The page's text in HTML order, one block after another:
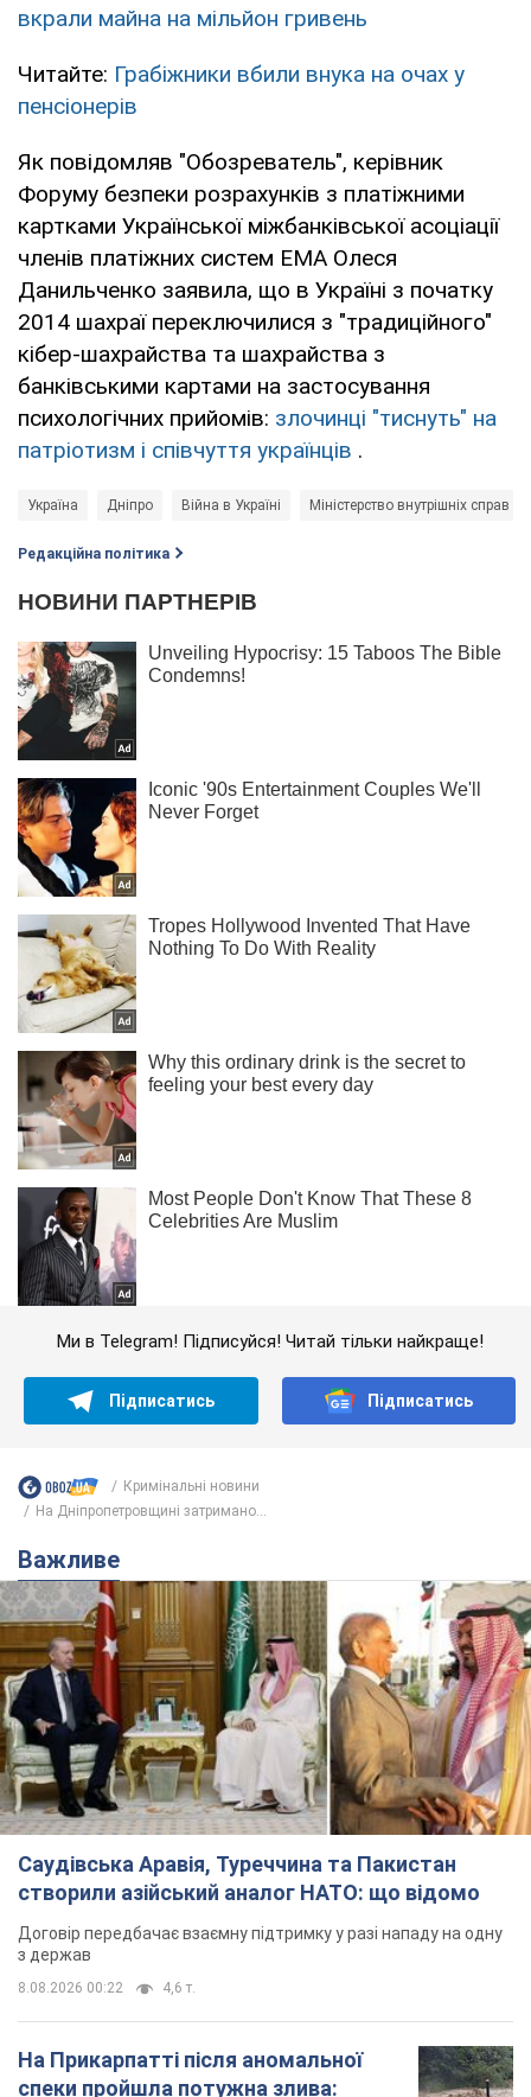
вкрали майна на мільйон гривень
Читайте: Грабіжники вбили внука на очах у
пенсіонерів
Як повідомляв "Обозреватель", керівник
Форуму безпеки розрахунків з платіжними
картками Української міжбанківської асоціації
членів платіжних систем ЕМА Олеся
Данильченко заявила, що в Україні з початку
2014 шахраї переключилися з "традиційного"
кібер-шахрайства та шахрайства з
банківськими картами на застосування
психологічних прийомів: злочинці "тиснуть" на
патріотизм і співчуття українців .
Україна Дніпро Війна в Україні Міністерство внутрішніх справ
Редакційна політика
Ми в Telegram! Підписуйся! Читай тільки найкраще!
Підписатись Підписатись
Кримінальні новини
На Дніпропетровщині затримано...
Важливе
Саудівська Аравія, Туреччина та Пакистан
створили азійський аналог НАТО: що відомо
Договір передбачає взаємну підтримку у разі нападу на одну
з держав
8.08.2026 00:22 4,6 т.
На Прикарпатті після аномальної
спеки пройшла потужна злива: